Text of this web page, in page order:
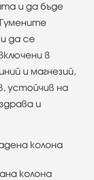
и да бъде
да се
в
и магнезий,
устойчив на
и
колона
колона